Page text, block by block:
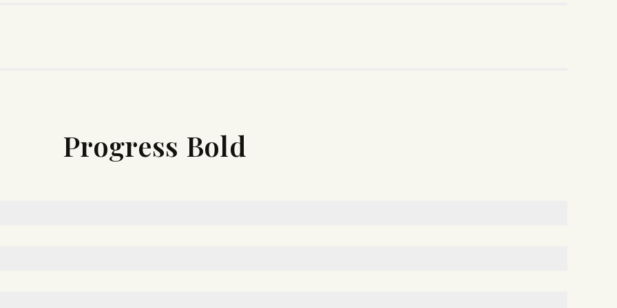
Progress Bold